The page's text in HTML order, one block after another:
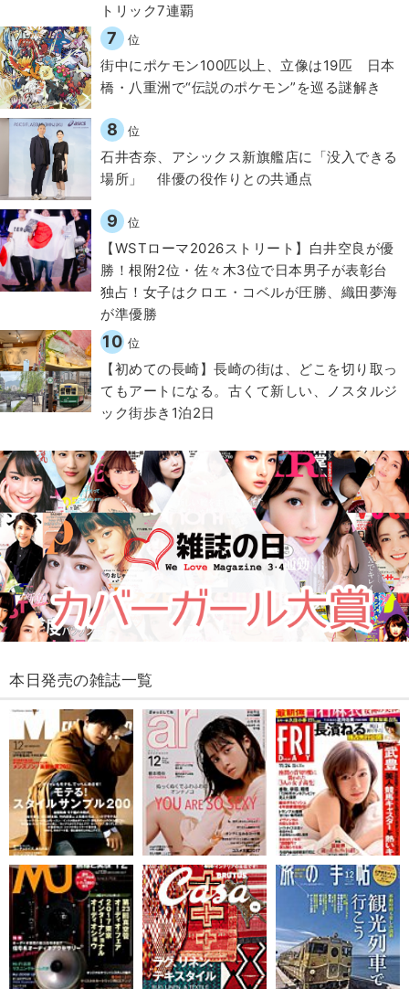
トリック7連覇
7 位
街中にポケモン100匹以上、立像は19匹 日本
橋・八重洲で“伝説のポケモン”を巡る謎解き
8 位
石井杏奈、アシックス新旗艦店に「没入できる
場所」 俳優の役作りとの共通点
9 位
【WSTローマ2026ストリート】白井空良が優
勝！根附2位・佐々木3位で日本男子が表彰台
独占！女子はクロエ・コベルが圧勝、織田夢海
が準優勝
10 位
【初めての長崎】長崎の街は、どこを切り取っ
てもアートになる。古くて新しい、ノスタルジ
ック街歩き1泊2日
本日発売の雑誌一覧